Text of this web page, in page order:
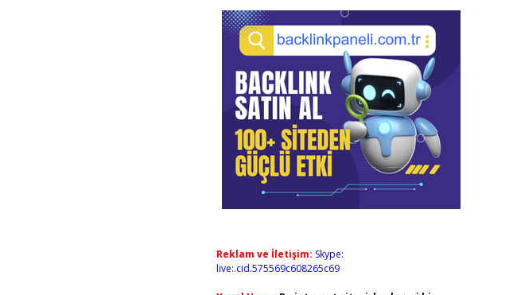
Reklam ve İletişim: Skype:
live:.cid.575569c608265c69